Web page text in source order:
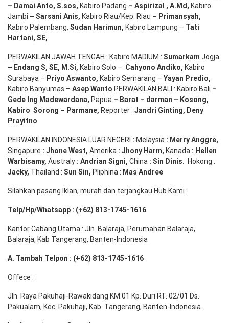
– Damai Anto, S.sos, Kabiro Padang – Aspirizal , A.Md , Kabiro
Jambi – Sarsani Anis, Kabiro Riau/Kep. Riau – Primansyah,
Kabiro Palembang, Sudan Harimun, Kabiro Lampung – Tati
Hartani, SE,
PERWAKILAN JAWAH TENGAH : Kabiro MADIUM : Sumarkam Jogja
– Endang S, SE, M.Si, Kabiro Solo – Cahyono Andiko, Kabiro
Surabaya – Priyo Aswanto, Kabiro Semarang – Yayan Predio,
Kabiro Banyumas – AsepWanto PERWAKILAN BALI : Kabiro Bali –
Gede Ing Madewardana, Papua – Barat – darman – Kosong,
Kabiro Sorong – Parmane, Reporter : Jandri Ginting, Deny
Prayitno
PERWAKILAN INDONESIA LUAR NEGERI : Melaysia : MerryAnggre,
Singapure : JhoneWest, Amerika : Jhony Harm, Kanada : Hellen
Warbisamy, Australy : Andrian Signi, China : Sin Dinis. Hokong :
Jacky, Thailand : Sun Sin, Pliphina : Mas Andree
Silahkan pasang Iklan, murah dan terjangkau Hub Kami :
Telp/Hp/Whatsapp : (+62) 813-1745-1616
Kantor Cabang Utama : Jln. Balaraja, Perumahan Balaraja,
Balaraja, Kab Tangerang, Banten-Indonesia
A. Tambah Telpon : (+62) 813-1745-1616
Offece :
Jln. Raya Pakuhaji-Rawakidang KM.01 Kp. Duri RT. 02/01 Ds.
Pakualam, Kec. Pakuhaji, Kab. Tangerang, Banten-Indonesia.